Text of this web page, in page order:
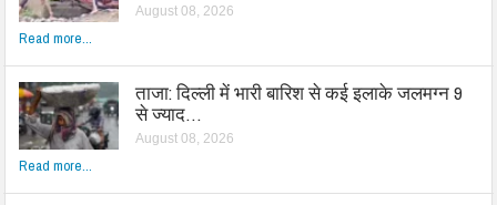
August 08, 2026
Read more...
ताजा: दिल्ली में भारी बारिश से कई इलाके जलमग्न 9
से ज्याद…
August 08, 2026
Read more...